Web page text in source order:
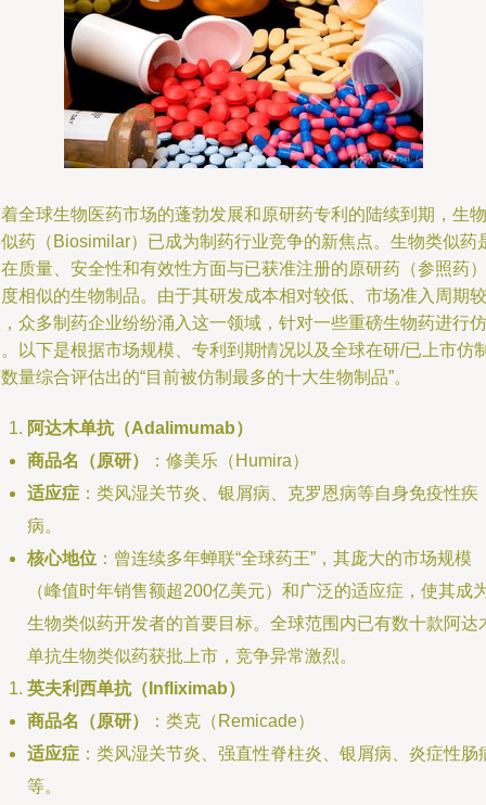
全球生物医药市场的蓬勃发展和原研药专利的陆续到期，生物
药（Biosimilar）已成为制药行业竞争的新焦点。生物类似药
质量、安全性和有效性方面与已获准注册的原研药（参照药）
相似的生物制品。由于其研发成本相对较低、市场准入周期较
众多制药企业纷纷涌入这一领域，针对一些重磅生物药进行仿
以下是根据市场规模、专利到期情况以及全球在研/已上市仿
量综合评估出的“目前被仿制最多的十大生物制品”。
阿达木单抗（Adalimumab）
商品名（原研）
：修美乐（Humira）
适应症 ：类风湿关节炎、银屑病、克罗恩病等自身免疫性疾
病。
核心地位 ：曾连续多年蝉联“全球药王”，其庞大的市场规模
（峰值时年销售额超200亿美元）和广泛的适应症，使其成
生物类似药开发者的首要目标。全球范围内已有数十款阿达
单抗生物类似药获批上市，竞争异常激烈。
英夫利西单抗（Infliximab）
商品名（原研）
：类克（Remicade）
适应症 ：类风湿关节炎、强直性脊柱炎、银屑病、炎症性肠
等。